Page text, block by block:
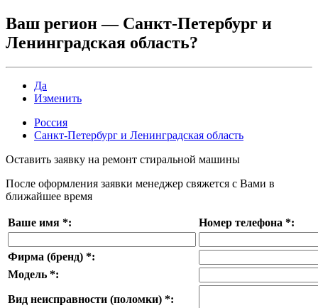
Ваш регион — Санкт-Петербург и
Ленинградская область?
Да
Изменить
Россия
Санкт-Петербург и Ленинградская область
Оставить заявку на ремонт стиральной машины
После оформления заявки менеджер свяжется с Вами в
ближайшее время
Ваше имя *: Номер телефона *:
Фирма (бренд) *:
Модель *:
Вид неисправности (поломки) *: